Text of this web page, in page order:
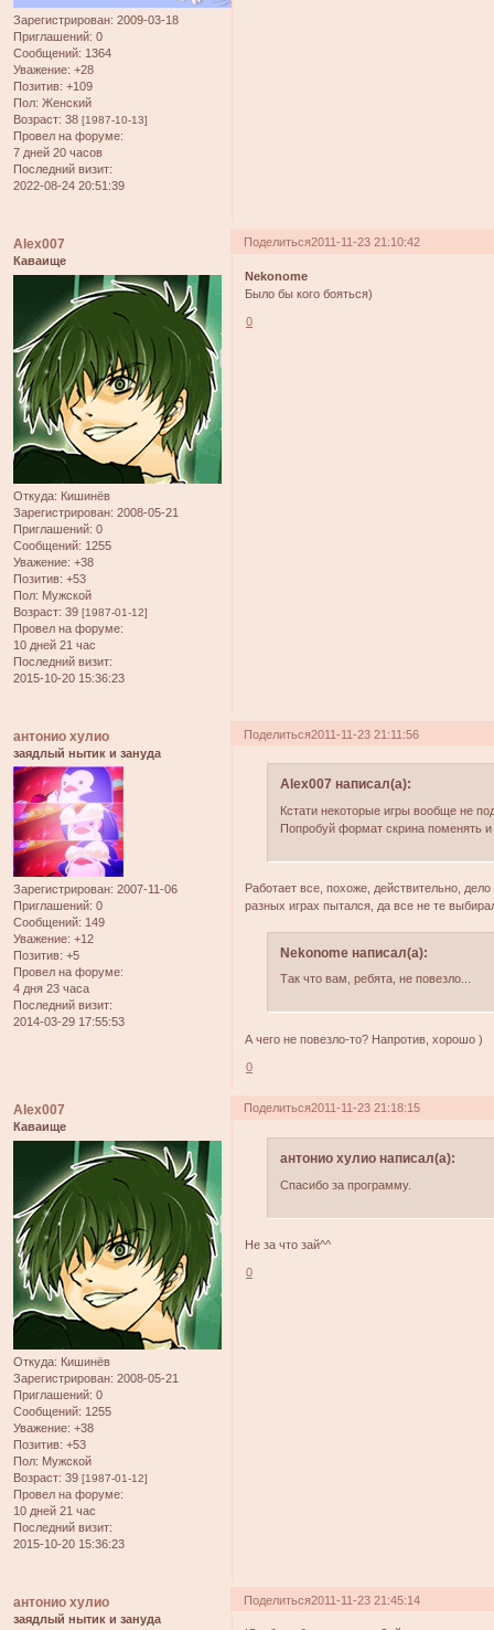
Зарегистрирован: 2009-03-18
Приглашений: 0
Сообщений: 1364
Уважение: +28
Позитив: +109
Пол: Женский
Возраст: 38 [1987-10-13]
Провел на форуме:
7 дней 20 часов
Последний визит:
2022-08-24 20:51:39
Поделиться2011-11-23 21:10:42
Alex007
Каваище
Откуда: Кишинёв
Зарегистрирован: 2008-05-21
Приглашений: 0
Сообщений: 1255
Уважение: +38
Позитив: +53
Пол: Мужской
Возраст: 39 [1987-01-12]
Провел на форуме:
10 дней 21 час
Последний визит:
2015-10-20 15:36:23
Nekonome
Было бы кого бояться)
0
Поделиться2011-11-23 21:11:56
антонио хулио
заядлый нытик и зануда
Зарегистрирован: 2007-11-06
Приглашений: 0
Сообщений: 149
Уважение: +12
Позитив: +5
Провел на форуме:
4 дня 23 часа
Последний визит:
2014-03-29 17:55:53
Alex007 написал(а):
Кстати некоторые игры вообще не
Попробуй формат скрина поменять и
Работает все, похоже, действительно,
разных играх пытался, да все не те
Nekonome написал(а):
Так что вам, ребята, не повезло...
А чего не повезло-то? Напротив, хорошо )
0
Поделиться2011-11-23 21:18:15
Alex007
Каваище
Откуда: Кишинёв
Зарегистрирован: 2008-05-21
Приглашений: 0
Сообщений: 1255
Уважение: +38
Позитив: +53
Пол: Мужской
Возраст: 39 [1987-01-12]
Провел на форуме:
10 дней 21 час
Последний визит:
2015-10-20 15:36:23
антонио хулио написал(а):
Спасибо за программу.
Не за что зай^^
0
Поделиться2011-11-23 21:45:14
антонио хулио
заядлый нытик и зануда